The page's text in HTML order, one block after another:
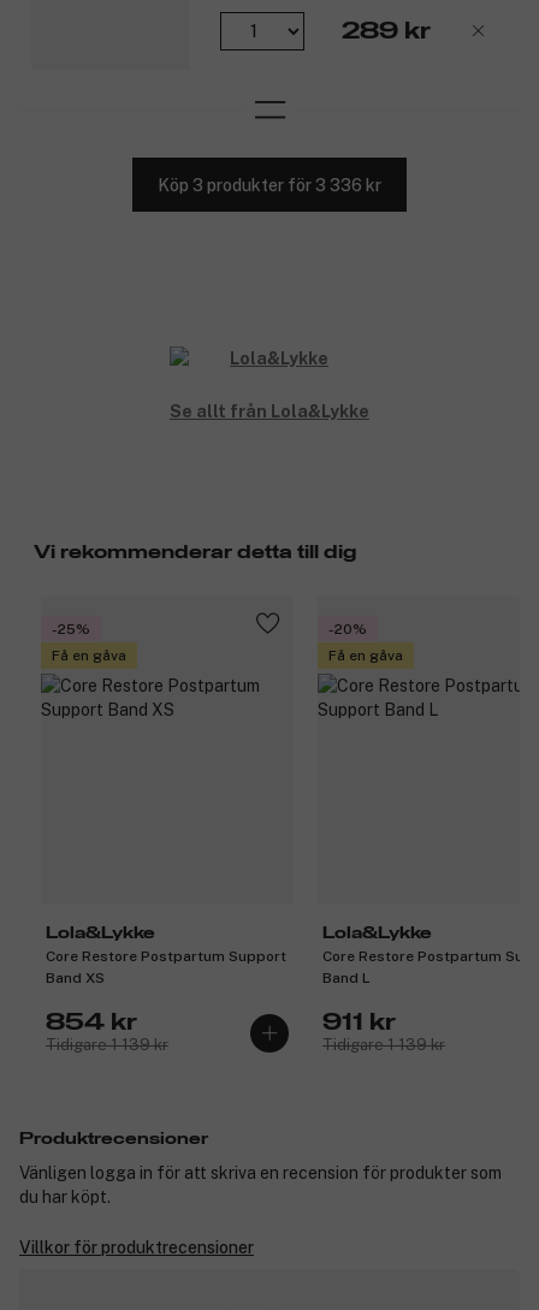
289 kr
Köp 3 produkter för 3 336 kr
Se allt från Lola&Lykke
Vi rekommenderar detta till dig
-25%
Få en gåva
Lola&Lykke
Core Restore Postpartum Support
Band XS
854 kr
Tidigare 1 139 kr
-20%
Få en gåva
Lola&Lykke
Core Restore Postpartum
Band L
911 kr
Tidigare 1 139 kr
Produktrecensioner
Vänligen logga in för att skriva en recension för produkter som
du har köpt.
Villkor för produktrecensioner